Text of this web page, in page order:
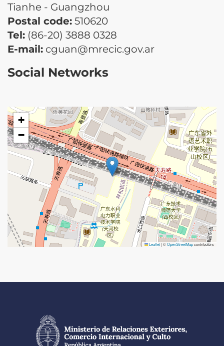
Tianhe - Guangzhou
Postal code: 510620
Tel: (86-20) 3888 0328
E-mail: cguan@mrecic.gov.ar
Social Networks
+
−
Leaflet|©OpenStreetMapcontributors